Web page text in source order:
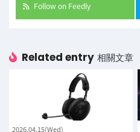
Follow on Feedly
Related entry 相關文章
2026.04.15(Wed)